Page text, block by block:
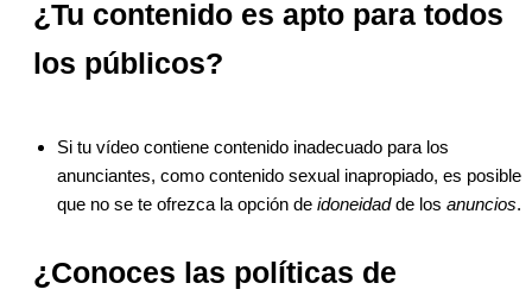
¿Tu contenido es apto para todos
los públicos?
Si tu vídeo contiene contenido inadecuado para los
anunciantes, como contenido sexual inapropiado, es posible
que no se te ofrezca la opción de idoneidadde los anuncios.
¿Conoces las políticas de